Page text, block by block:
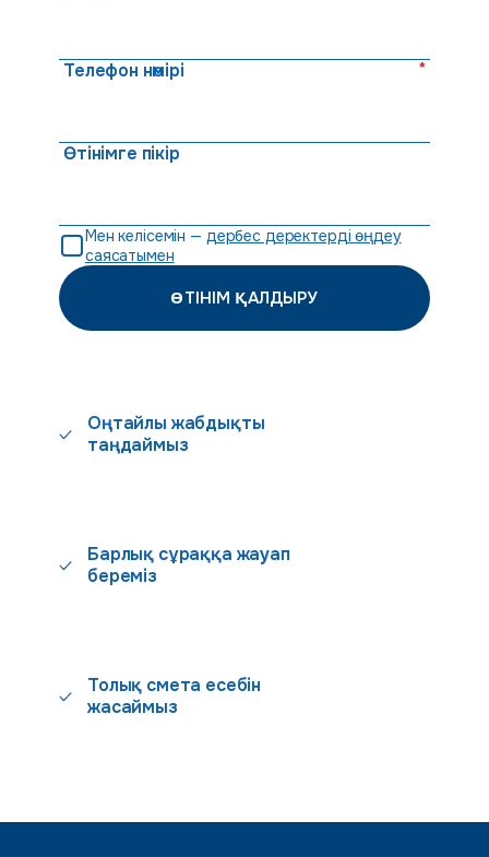
Телефон нөмірі *
Өтінімге пікір
Мен келісемін — дербес деректерді өңдеу
саясатымен
ӨТІНІМ ҚАЛДЫРУ
Оңтайлы жабдықты
таңдаймыз
Барлық сұраққа жауап
береміз
Толық смета есебін
жасаймыз